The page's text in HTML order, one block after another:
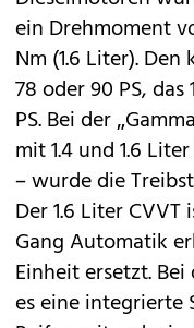
ein Drehmoment
Nm (1.6 Liter).
78 oder 90 PS,
PS. Bei der
mit 1.4 und 1.6
– wurde die
Der 1.6 Liter
Gang Automatik
Einheit ersetzt.
es eine